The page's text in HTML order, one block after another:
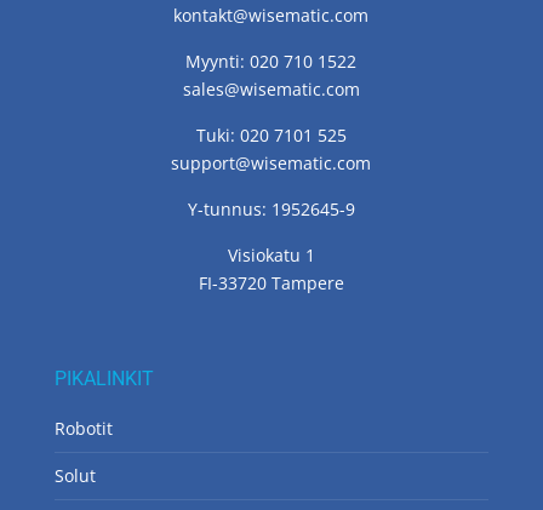
kontakt@wisematic.com
Myynti: 020 710 1522
sales@wisematic.com
Tuki: 020 7101 525
support@wisematic.com
Y-tunnus: 1952645-9
Visiokatu 1
FI-33720 Tampere
PIKALINKIT
Robotit
Solut